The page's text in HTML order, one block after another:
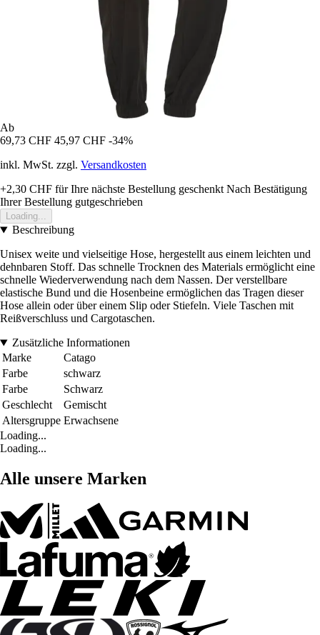
Ab
69,73 CHF 45,97 CHF -34%
inkl. MwSt. zzgl. Versandkosten
+2,30 CHF für Ihre nächste Bestellung geschenkt Nach Bestätigung
Ihrer Bestellung gutgeschrieben
Loading...
Beschreibung
Unisex weite und vielseitige Hose, hergestellt aus einem leichten und
dehnbaren Stoff. Das schnelle Trocknen des Materials ermöglicht eine
schnelle Wiederverwendung nach dem Nassen. Der verstellbare
elastische Bund und die Hosenbeine ermöglichen das Tragen dieser
Hose allein oder über einem Slip oder Stiefeln. Viele Taschen mit
Reißverschluss und Cargotaschen.
Zusätzliche Informationen
Marke
Catago
Farbe
schwarz
Farbe
Schwarz
Geschlecht
Gemischt
Altersgruppe Erwachsene
Loading...
Loading...
Alle unsere Marken